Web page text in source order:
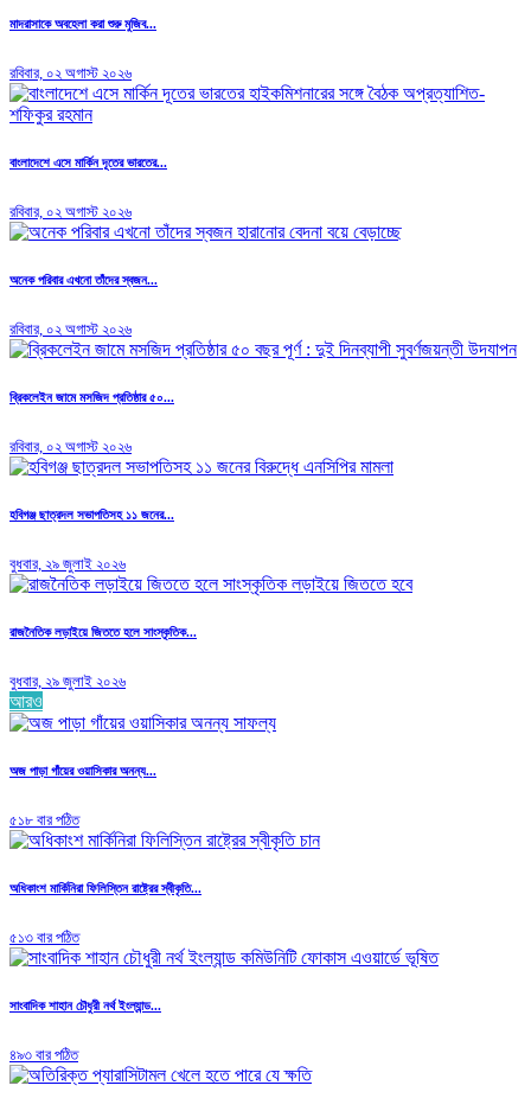
মাদরাসাকে অবহেলা করা শুরু মুজিব...
রবিবার, ০২ অগাস্ট ২০২৬
বাংলাদেশে এসে মার্কিন দূতের ভারতের...
রবিবার, ০২ অগাস্ট ২০২৬
অনেক পরিবার এখনো তাঁদের স্বজন...
রবিবার, ০২ অগাস্ট ২০২৬
ব্রিকলেইন জামে মসজিদ প্রতিষ্ঠার ৫০...
রবিবার, ০২ অগাস্ট ২০২৬
হবিগঞ্জ ছাত্রদল সভাপতিসহ ১১ জনের...
বুধবার, ২৯ জুলাই ২০২৬
রাজনৈতিক লড়াইয়ে জিততে হলে সাংস্কৃতিক...
বুধবার, ২৯ জুলাই ২০২৬
আরও
অজ পাড়া গাঁয়ের ওয়াসিকার অনন্য...
৫১৮ বার পঠিত
অধিকাংশ মার্কিনিরা ফিলিস্তিন রাষ্ট্রের স্বীকৃতি...
৫১৩ বার পঠিত
সাংবাদিক শাহান চৌধুরী নর্থ ইংল্যান্ড...
৪৯৩ বার পঠিত